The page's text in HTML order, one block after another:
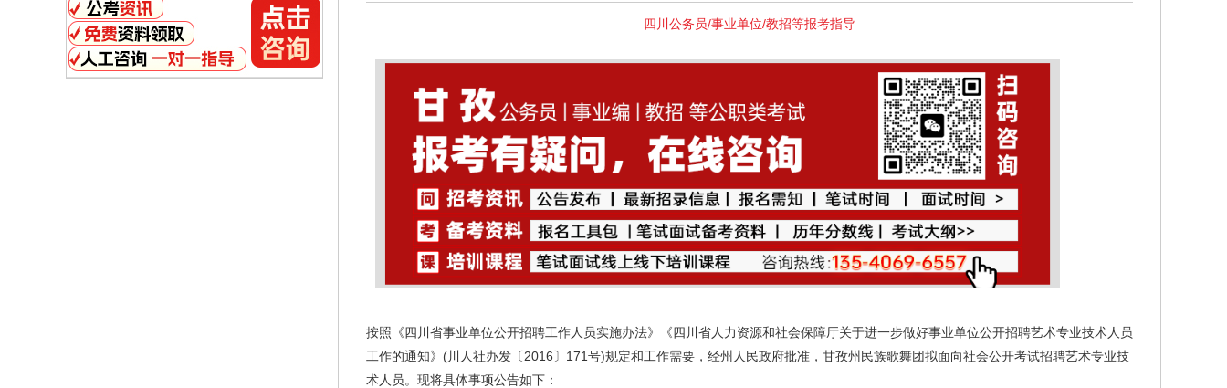
四川公务员/事业单位/教招等报考指导
按照《四川省事业单位公开招聘工作人员实施办法》《四川省人力资源和社会保障厅关于进一步做好事业单位公开招聘艺术专业技术人员
工作的通知》(川人社办发〔2016〕171号)规定和工作需要，经州人民政府批准，甘孜州民族歌舞团拟面向社会公开考试招聘艺术专业技
术人员。现将具体事项公告如下：